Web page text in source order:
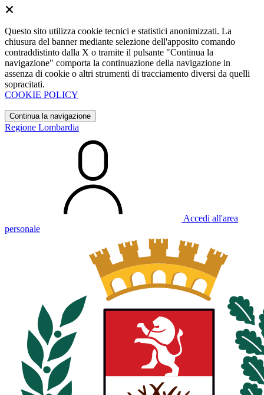
Questo sito utilizza cookie tecnici e statistici anonimizzati. La
chiusura del banner mediante selezione dell'apposito comando
contraddistinto dalla X o tramite il pulsante "Continua la
navigazione" comporta la continuazione della navigazione in
assenza di cookie o altri strumenti di tracciamento diversi da quelli
sopracitati.
COOKIE POLICY
Continua la navigazione
Regione Lombardia
Accedi all'area
personale